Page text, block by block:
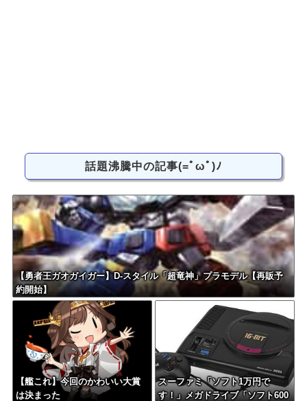
話題沸騰中の記事(=ﾟωﾟ)ﾉ
【勇者王ガオガイガー】D-スタイル「超竜神」プラモデル【再販予
約開始】
【艦これ】今回のかわいい大賞
は決まった
スーファミ「ソフト1万円で
す！」メガドライブ「ソフト600